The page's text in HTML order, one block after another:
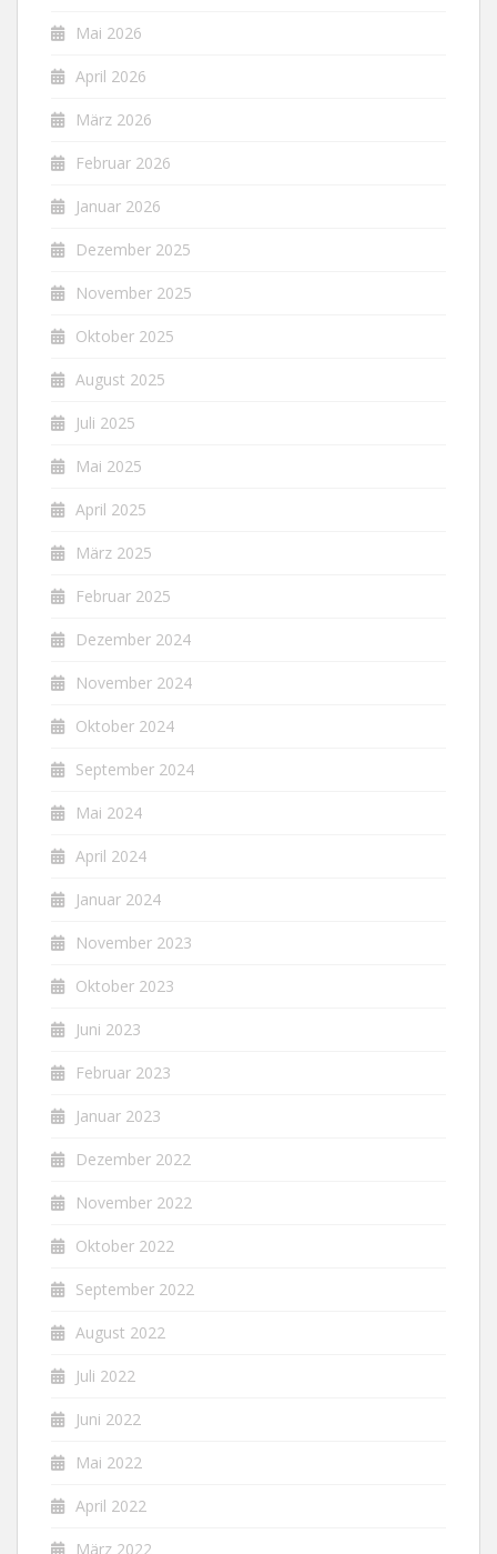
Mai 2026
April 2026
März 2026
Februar 2026
Januar 2026
Dezember 2025
November 2025
Oktober 2025
August 2025
Juli 2025
Mai 2025
April 2025
März 2025
Februar 2025
Dezember 2024
November 2024
Oktober 2024
September 2024
Mai 2024
April 2024
Januar 2024
November 2023
Oktober 2023
Juni 2023
Februar 2023
Januar 2023
Dezember 2022
November 2022
Oktober 2022
September 2022
August 2022
Juli 2022
Juni 2022
Mai 2022
April 2022
März 2022